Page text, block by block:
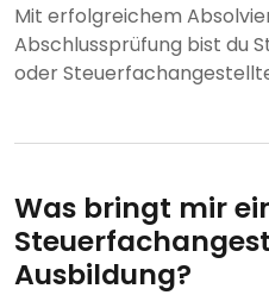
Mit erfolgreichem
Abschlussprüfung bist du
oder
Was bringt mir
Ausbildung?